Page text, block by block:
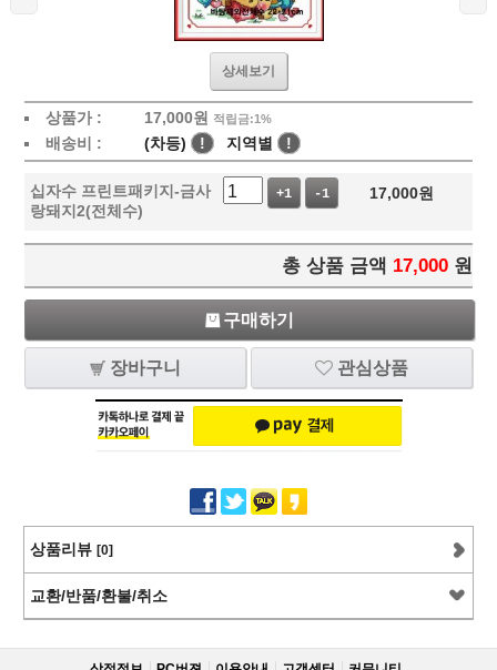
상세보기
상품가 : 17,000원 적립금:1%
배송비 : (차등) ! 지역별 !
십자수 프린트패키지-금사
랑돼지2(전체수)
+1 -1 17,000원
총 상품 금액 17,000 원
구매하기
장바구니 관심상품
상품리뷰 [0]
교환/반품/환불/취소